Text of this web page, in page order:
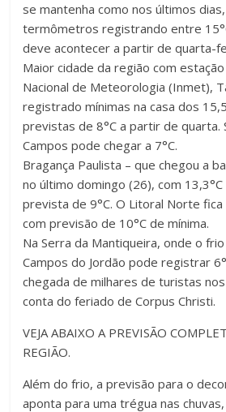
se mantenha como nos últimos
termômetros registrando entre
deve acontecer a partir de quarta-
Maior cidade da região com
Nacional de Meteorologia (Inmet),
registrado mínimas na casa dos
previstas de 8°C a partir de quarta.
Campos pode chegar a 7°C.
Bragança Paulista – que chegou a
no último domingo (26), com
prevista de 9°C. O Litoral Norte fica
com previsão de 10°C de mínima.
Na Serra da Mantiqueira, onde o
Campos do Jordão pode registrar
chegada de milhares de turistas
conta do feriado de Corpus Christi.
VEJA ABAIXO A PREVISÃO
REGIÃO.
Além do frio, a previsão para o
aponta para uma trégua nas